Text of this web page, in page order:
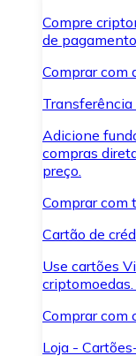
Compre
de
Comprar com
Transferência
Adicione
compras
preço.
Comprar com
Cartão de
Use cartões
criptomoedas.
Comprar com
Loja -